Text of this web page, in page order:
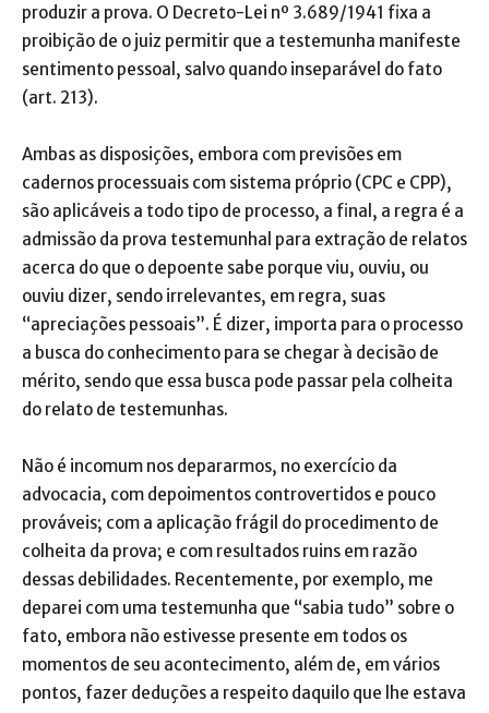
produzir a prova. O Decreto-Lei nº 3.689/1941 fixa a
proibição de o juiz permitir que a testemunha manifeste
sentimento pessoal, salvo quando inseparável do fato
(art. 213).
Ambas as disposições, embora com previsões em
cadernos processuais com sistema próprio (CPC e CPP),
são aplicáveis a todo tipo de processo, a final, a regra é a
admissão da prova testemunhal para extração de relatos
acerca do que o depoente sabe porque viu, ouviu, ou
ouviu dizer, sendo irrelevantes, em regra, suas
“apreciações pessoais”. É dizer, importa para o processo
a busca do conhecimento para se chegar à decisão de
mérito, sendo que essa busca pode passar pela colheita
do relato de testemunhas.
Não é incomum nos depararmos, no exercício da
advocacia, com depoimentos controvertidos e pouco
prováveis; com a aplicação frágil do procedimento de
colheita da prova; e com resultados ruins em razão
dessas debilidades. Recentemente, por exemplo, me
deparei com uma testemunha que “sabia tudo” sobre o
fato, embora não estivesse presente em todos os
momentos de seu acontecimento, além de, em vários
pontos, fazer deduções a respeito daquilo que lhe estava